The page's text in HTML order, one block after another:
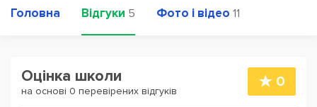
Головна Відгуки 5 Фото і відео 11
Оцінка школи
на основі 0 перевірених відгуків
0